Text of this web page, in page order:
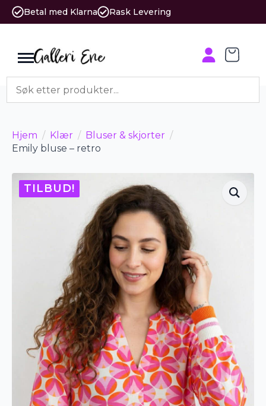
Betal med Klarna Rask Levering
Hjem Klær
Bluser & skjorter
Emily bluse – retro
TILBUD!